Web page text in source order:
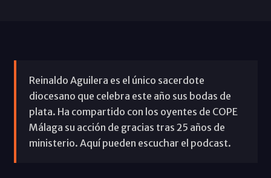
Reinaldo Aguilera es el único sacerdote
diocesano que celebra este año sus bodas de
plata. Ha compartido con los oyentes de COPE
Málaga su acción de gracias tras 25 años de
ministerio. Aquí pueden escuchar el podcast.